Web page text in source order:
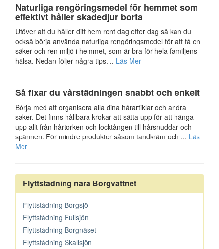
Naturliga rengöringsmedel för hemmet som
effektivt håller skadedjur borta
Utöver att du håller ditt hem rent dag efter dag så kan du
också börja använda naturliga rengöringsmedel för att få en
säker och ren miljö i hemmet, som är bra för hela familjens
hälsa. Nedan följer några tips.... Läs Mer
Så fixar du vårstädningen snabbt och enkelt
Börja med att organisera alla dina hårartiklar och andra
saker. Det finns hållbara krokar att sätta upp för att hänga
upp allt från hårtorken och locktången till hårsnuddar och
spännen. För mindre produkter såsom tandkräm och ... Läs
Mer
Flyttstädning nära Borgvattnet
Flyttstädning Borgsjö
Flyttstädning Fullsjön
Flyttstädning Borgnäset
Flyttstädning Skallsjön